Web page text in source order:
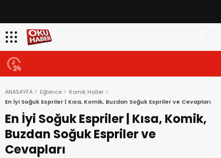
ANASAYFA Eğlence
Komik Haller
En İyi Soğuk Espriler | Kısa, Komik, Buzdan Soğuk Espriler ve Cevapları
En İyi Soğuk Espriler | Kısa, Komik,
Buzdan Soğuk Espriler ve
Cevapları